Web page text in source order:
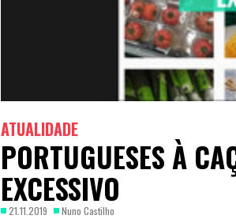
ATUALIDADE
PORTUGUESES À
EXCESSIVO
21.11.2019 Nuno Castilho